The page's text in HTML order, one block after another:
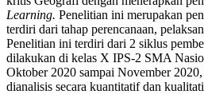
Learning. Penelitian ini merupakan
terdiri dari tahap perencanaan,
Penelitian ini terdiri dari 2 siklus
dilakukan di kelas X IPS-2 SMA
Oktober 2020 sampai November
dianalisis secara kuantitatif dan